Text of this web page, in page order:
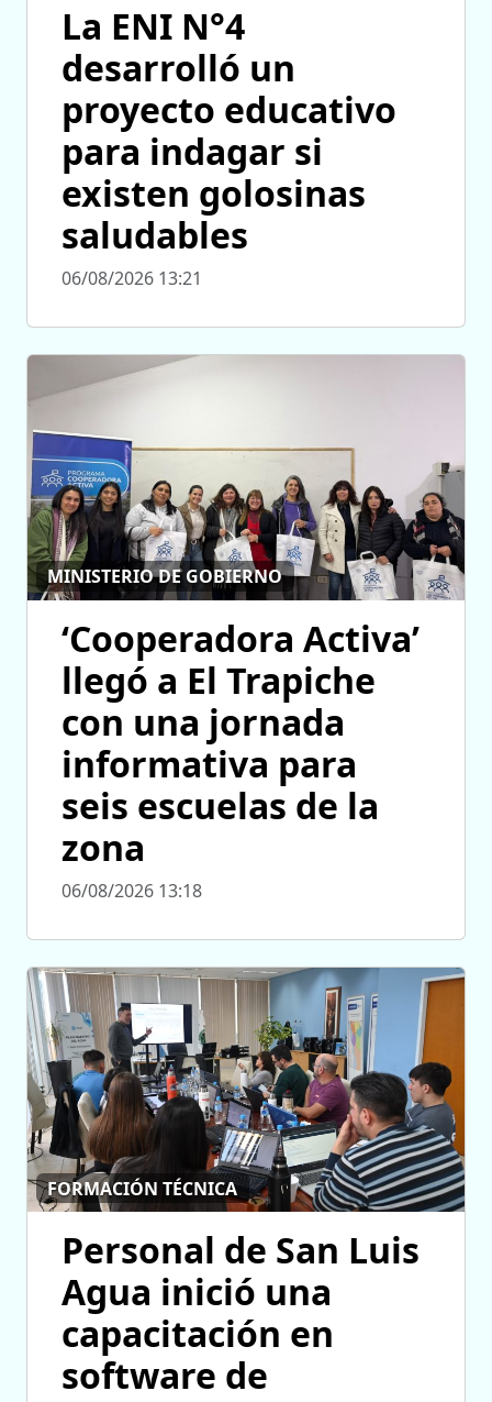
La ENI N°4
desarrolló un
proyecto educativo
para indagar si
existen golosinas
saludables
06/08/2026 13:21
MINISTERIO DE GOBIERNO
‘Cooperadora Activa’
llegó a El Trapiche
con una jornada
informativa para
seis escuelas de la
zona
06/08/2026 13:18
FORMACIÓN TÉCNICA
Personal de San Luis
Agua inició una
capacitación en
software de